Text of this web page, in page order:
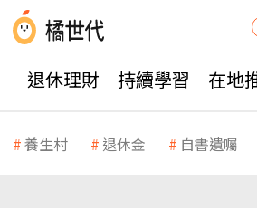
退休理財 持續學習 在地
養生村 退休金 自書遺囑